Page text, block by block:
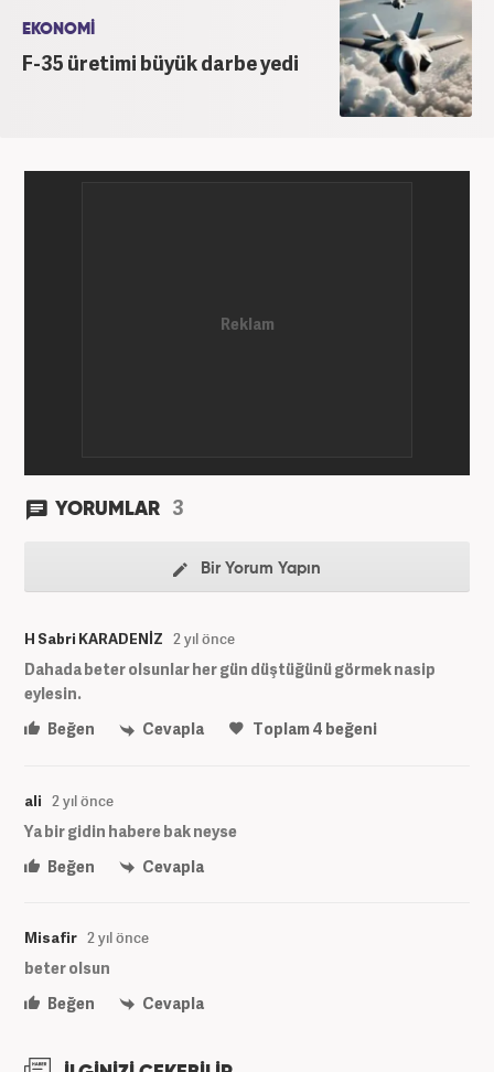
EKONOMİ
F-35 üretimi büyük darbe yedi
YORUMLAR 3
Bir Yorum Yapın
H Sabri KARADENİZ 2 yıl önce
Dahada beter olsunlar her gün düştüğünü görmek nasip
eylesin.
Beğen
Cevapla Toplam4 beğeni
ali 2 yıl önce
Ya bir gidin habere bak neyse
Beğen
Cevapla
Misafir 2 yıl önce
beter olsun
Beğen
Cevapla